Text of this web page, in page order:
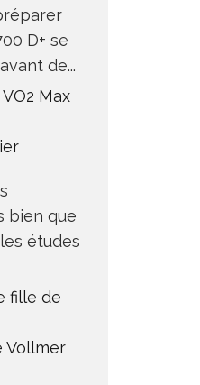
D+ se
de...
Max
bien que
études
fille de
Vollmer